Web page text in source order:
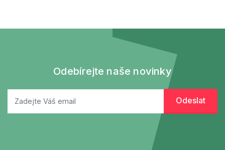
Odebírejte naše novinky